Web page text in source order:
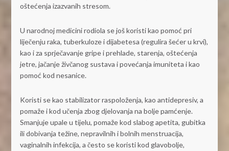
oštećenja izazvanih stresom.
U narodnoj medicini rodiola se još koristi kao pomoć pri
liječenju raka, tuberkuloze i dijabetesa (regulira šećer u krvi),
kao i za sprječavanje gripe i prehlade, starenja, oštećenja
jetre, jačanje živčanog sustava i povećanja imuniteta i kao
pomoć kod nesanice.
Koristi se kao stabilizator raspoloženja, kao antidepresiv, a
pomaže i kod učenja zbog djelovanja na bolje pamćenje.
Smanjuje upale u tijelu, pomaže kod slabog apetita, gubitka
ili dobivanja težine, nepravilnih i bolnih menstruacija,
vaginalnih infekcija, a često se koristi kod glavobolje,